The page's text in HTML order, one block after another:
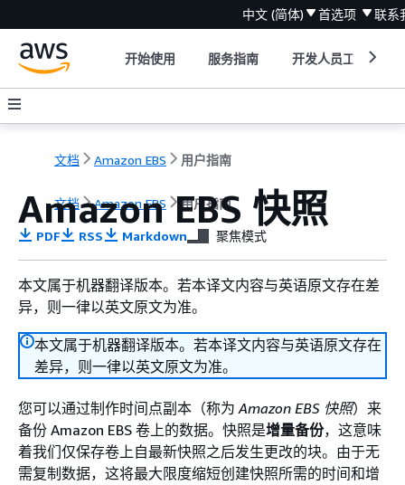
中文 (简体) 首选项 联系
开始使用 服务指南 开发人员工具
文档 Amazon EBS 用户指南
文档 Amazon EBS 用户指南
Amazon EBS 快照
PDF RSS Markdown 聚焦模式
本文属于机器翻译版本。若本译文内容与英语原文存在差
异，则一律以英文原文为准。
本文属于机器翻译版本。若本译文内容与英语原文存在
差异，则一律以英文原文为准。
您可以通过制作时间点副本（称为Amazon EBS 快照）来
备份 Amazon EBS 卷上的数据。快照是增量备份，这意味
着我们仅保存卷上自最新快照之后发生更改的块。由于无
需复制数据，这将最大限度缩短创建快照所需的时间和增